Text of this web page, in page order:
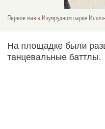
Первое мая в Изумрудном парке
На площадке были
танцевальные баттлы.